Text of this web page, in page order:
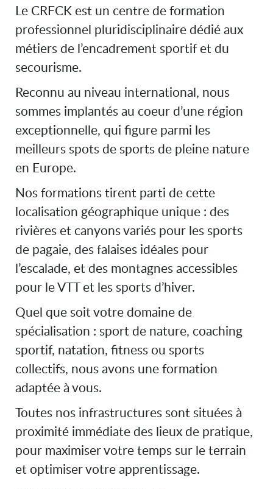
Le CRFCK est un centre de formation
professionnel pluridisciplinaire dédié aux
métiers de l’encadrement sportif et du
secourisme.
Reconnu au niveau international, nous
sommes implantés au coeur d’une région
exceptionnelle, qui figure parmi les
meilleurs spots de sports de pleine nature
en Europe.
Nos formations tirent parti de cette
localisation géographique unique : des
rivières et canyons variés pour les sports
de pagaie, des falaises idéales pour
l’escalade, et des montagnes accessibles
pour le VTT et les sports d’hiver.
Quel que soit votre domaine de
spécialisation : sport de nature, coaching
sportif, natation, fitness ou sports
collectifs, nous avons une formation
adaptée à vous.
Toutes nos infrastructures sont situées à
proximité immédiate des lieux de pratique,
pour maximiser votre temps sur le terrain
et optimiser votre apprentissage.